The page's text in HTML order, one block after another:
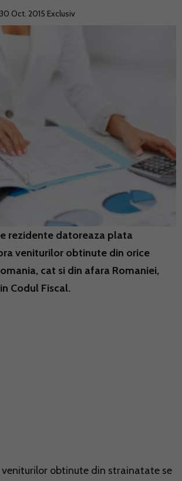
Oct. 2015 Exclusiv
rezidente datoreaza plata
veniturilor obtinute din orice
cat si din afara Romaniei,
Codul Fiscal.
veniturilor obtinute din strainatate se